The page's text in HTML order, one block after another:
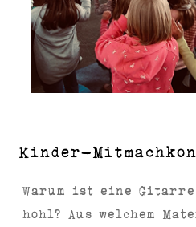
Kinder-
Warum ist eine
hohl? Aus welchem